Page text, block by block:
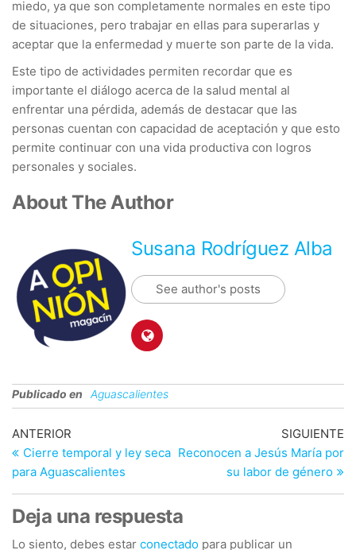
miedo, ya que son completamente normales en este tipo
de situaciones, pero trabajar en ellas para superarlas y
aceptar que la enfermedad y muerte son parte de la vida.
Este tipo de actividades permiten recordar que es
importante el diálogo acerca de la salud mental al
enfrentar una pérdida, además de destacar que las
personas cuentan con capacidad de aceptación y que esto
permite continuar con una vida productiva con logros
personales y sociales.
About The Author
Susana Rodríguez Alba
See author's posts
Publicado en Aguascalientes
Navegación
de
entradas
Entrada
anterior
ANTERIOR
Cierre temporal y ley seca
para Aguascalientes
SIGUIENTE
Reconocen a Jesús María por
su labor de género
Deja una respuesta
Lo siento, debes estar conectado para publicar un